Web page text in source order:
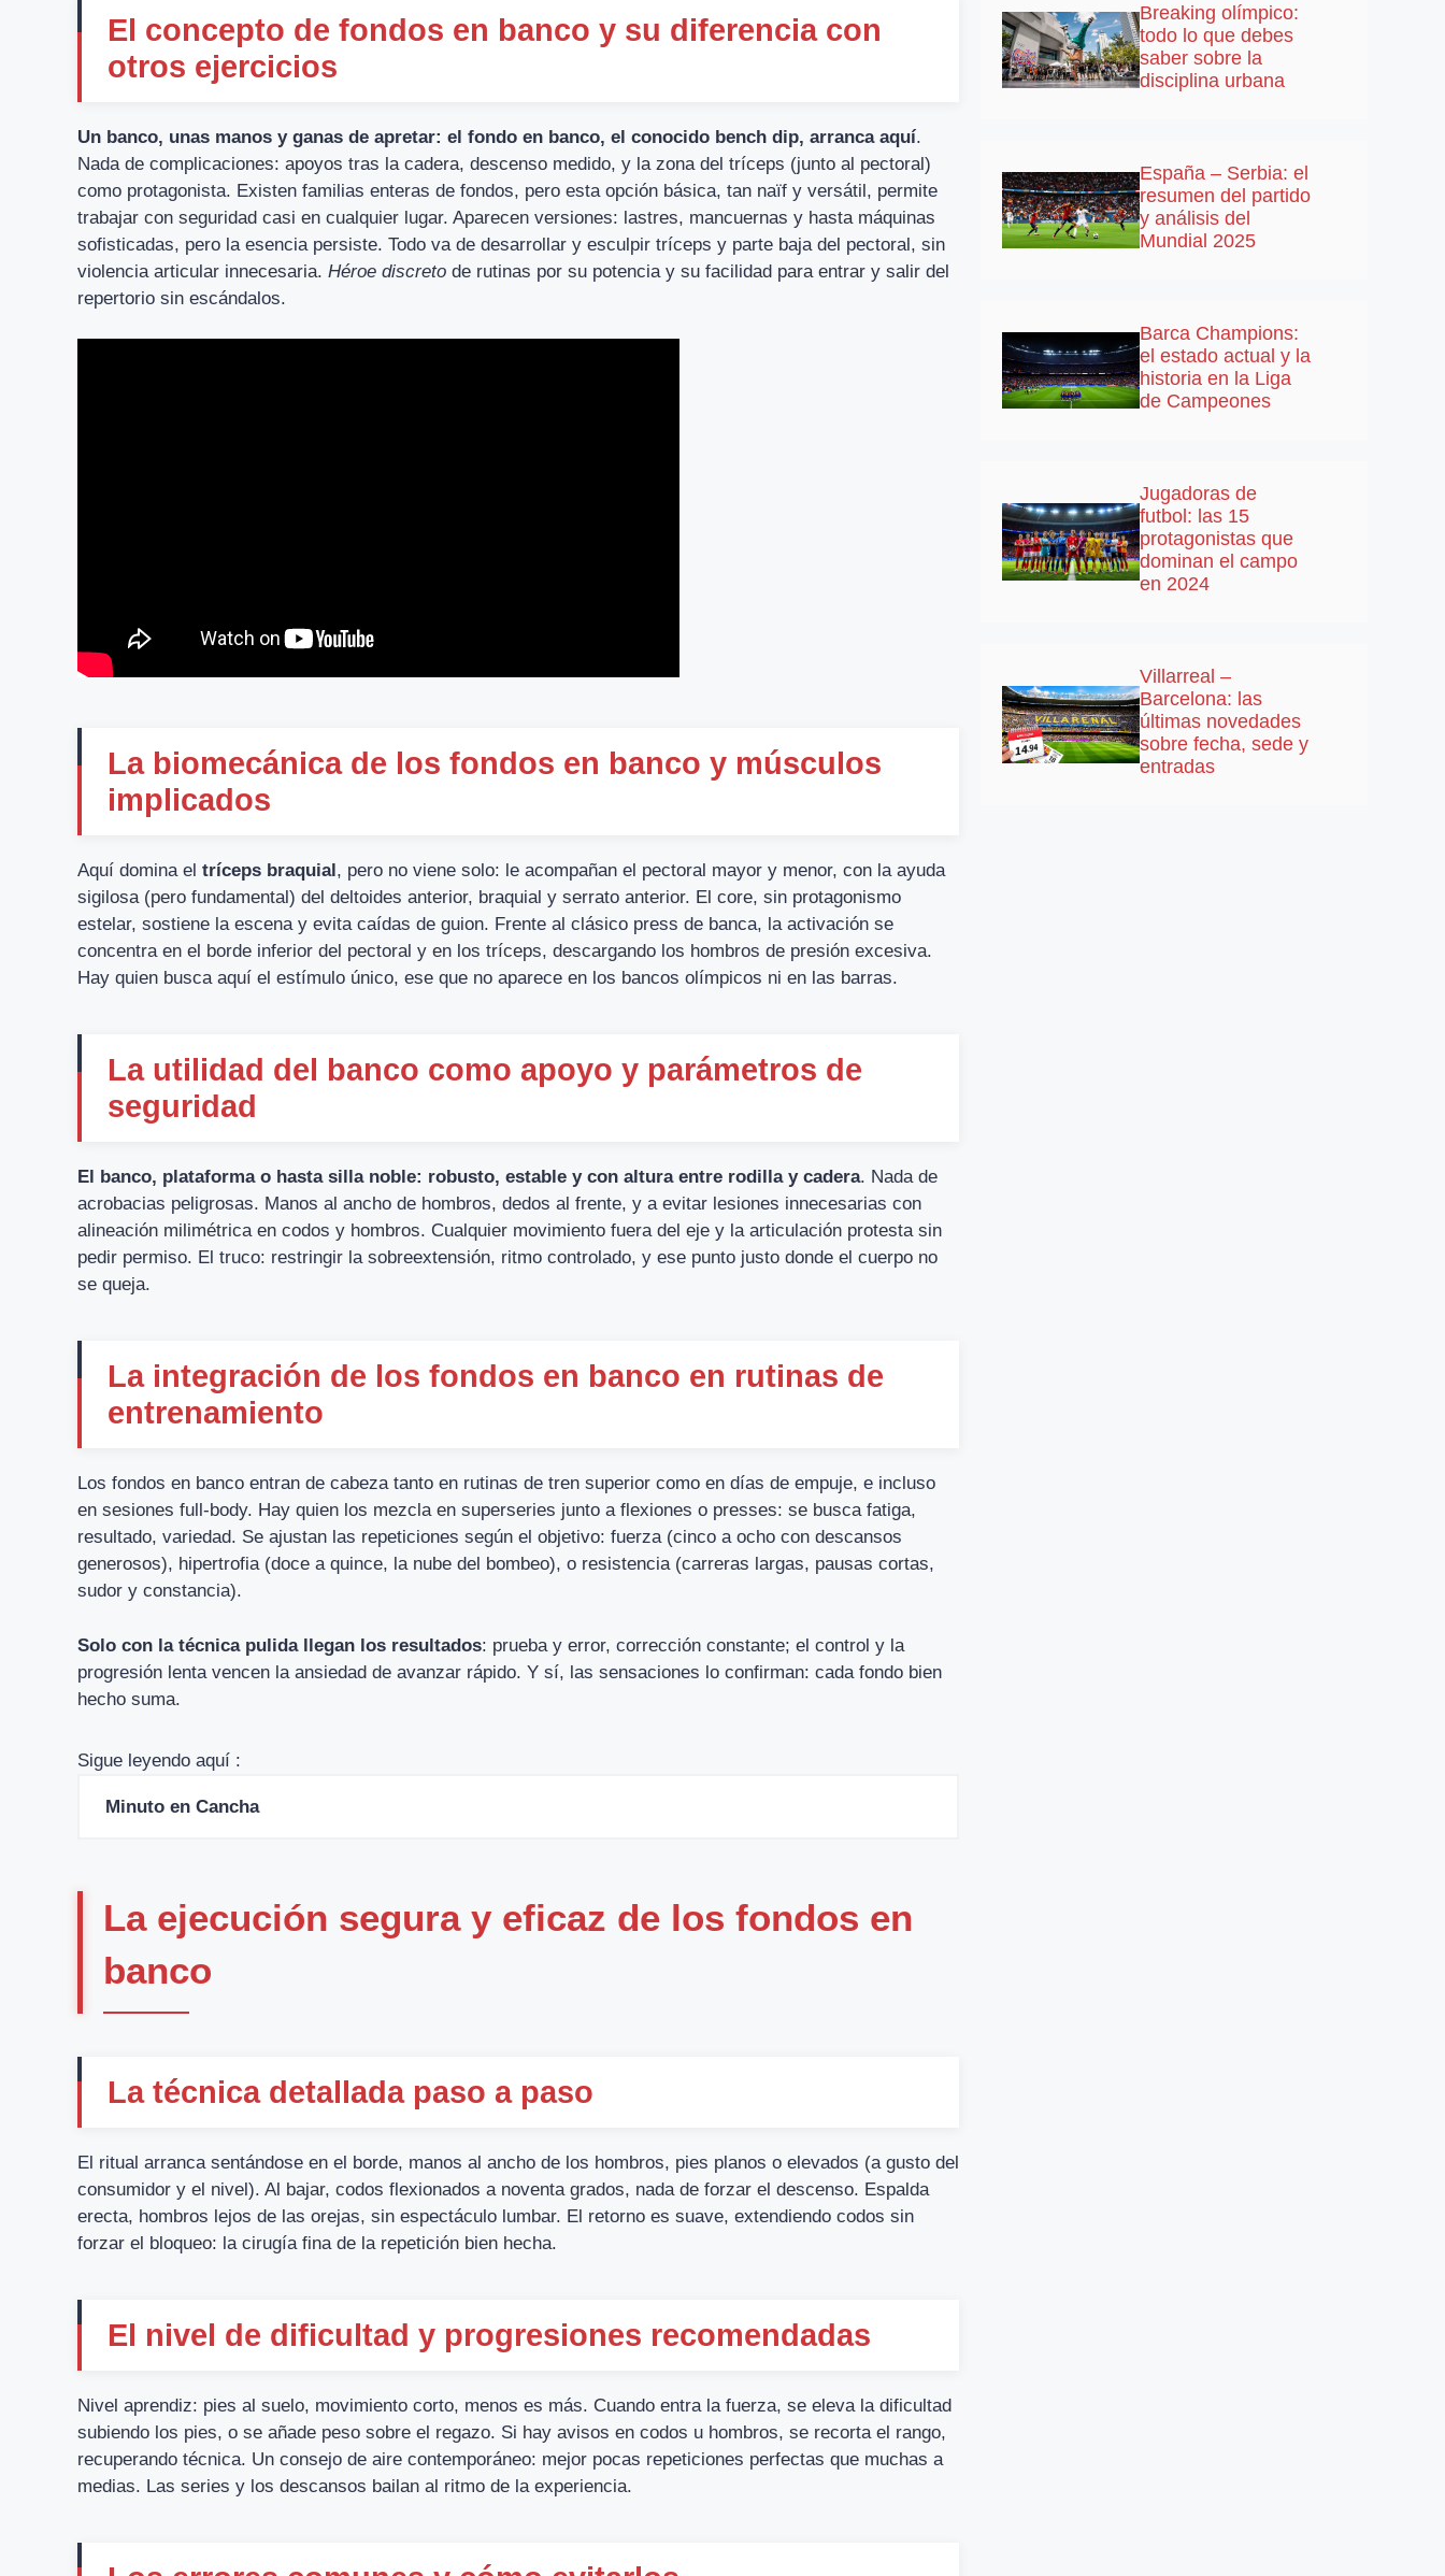
El concepto de fondos en banco y su diferencia con
otros ejercicios
Un banco, unas manos y ganas de apretar: el fondo en banco, el conocido bench dip, arranca aquí.
Nada de complicaciones: apoyos tras la cadera, descenso medido, y la zona del tríceps (junto al pectoral)
como protagonista. Existen familias enteras de fondos, pero esta opción básica, tan naïf y versátil, permite
trabajar con seguridad casi en cualquier lugar. Aparecen versiones: lastres, mancuernas y hasta máquinas
sofisticadas, pero la esencia persiste. Todo va de desarrollar y esculpir tríceps y parte baja del pectoral, sin
violencia articular innecesaria. Héroe discreto de rutinas por su potencia y su facilidad para entrar y salir del
repertorio sin escándalos.
La biomecánica de los fondos en banco y músculos
implicados
Aquí domina el tríceps braquial , pero no viene solo: le acompañan el pectoral mayor y menor, con la ayuda
sigilosa (pero fundamental) del deltoides anterior, braquial y serrato anterior. El core, sin protagonismo
estelar, sostiene la escena y evita caídas de guion. Frente al clásico press de banca, la activación se
concentra en el borde inferior del pectoral y en los tríceps, descargando los hombros de presión excesiva.
Hay quien busca aquí el estímulo único, ese que no aparece en los bancos olímpicos ni en las barras.
La utilidad del banco como apoyo y parámetros de
seguridad
El banco, plataforma o hasta silla noble: robusto, estable y con altura entre rodilla y cadera. Nada de
acrobacias peligrosas. Manos al ancho de hombros, dedos al frente, y a evitar lesiones innecesarias con
alineación milimétrica en codos y hombros. Cualquier movimiento fuera del eje y la articulación protesta sin
pedir permiso. El truco: restringir la sobreextensión, ritmo controlado, y ese punto justo donde el cuerpo no
se queja.
La integración de los fondos en banco en rutinas de
entrenamiento
Los fondos en banco entran de cabeza tanto en rutinas de tren superior como en días de empuje, e incluso
en sesiones full-body. Hay quien los mezcla en superseries junto a flexiones o presses: se busca fatiga,
resultado, variedad. Se ajustan las repeticiones según el objetivo: fuerza (cinco a ocho con descansos
generosos), hipertrofia (doce a quince, la nube del bombeo), o resistencia (carreras largas, pausas cortas,
sudor y constancia).
Solo con la técnica pulida llegan los resultados: prueba y error, corrección constante; el control y la
progresión lenta vencen la ansiedad de avanzar rápido. Y sí, las sensaciones lo confirman: cada fondo bien
hecho suma.
Sigue leyendo aquí :
Minuto en Cancha
La ejecución segura y eficaz de los fondos en
banco
La técnica detallada paso a paso
El ritual arranca sentándose en el borde, manos al ancho de los hombros, pies planos o elevados (a gusto del
consumidor y el nivel). Al bajar, codos flexionados a noventa grados, nada de forzar el descenso. Espalda
erecta, hombros lejos de las orejas, sin espectáculo lumbar. El retorno es suave, extendiendo codos sin
forzar el bloqueo: la cirugía fina de la repetición bien hecha.
El nivel de dificultad y progresiones recomendadas
Nivel aprendiz: pies al suelo, movimiento corto, menos es más. Cuando entra la fuerza, se eleva la dificultad
subiendo los pies, o se añade peso sobre el regazo. Si hay avisos en codos u hombros, se recorta el rango,
recuperando técnica. Un consejo de aire contemporáneo: mejor pocas repeticiones perfectas que muchas a
medias. Las series y los descansos bailan al ritmo de la experiencia.
Breaking olímpico:
todo lo que debes
saber sobre la
disciplina urbana
España – Serbia: el
resumen del partido
y análisis del
Mundial 2025
Barca Champions:
el estado actual y la
historia en la Liga
de Campeones
Jugadoras de
futbol: las 15
protagonistas que
dominan el campo
en 2024
Villarreal –
Barcelona: las
últimas novedades
sobre fecha, sede y
entradas